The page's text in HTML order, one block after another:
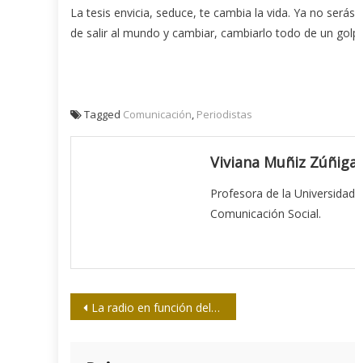
La tesis envicia, seduce, te cambia la vida. Ya no
de salir al mundo y cambiar, cambiarlo todo de un
Tagged Comunicación, Periodistas
Viviana Muñiz
Profesora de la
Comunicación Social.
Navegación
La radio en función del pueblo de Granma